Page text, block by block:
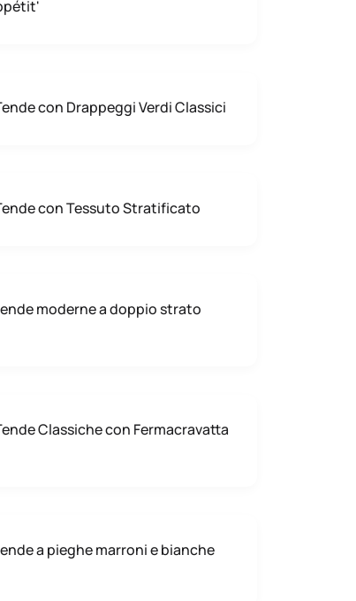
con Drappeggi Verdi Classici
con Tessuto Stratificato
moderne a doppio strato
Classiche con Fermacravatta
a pieghe marroni e bianche